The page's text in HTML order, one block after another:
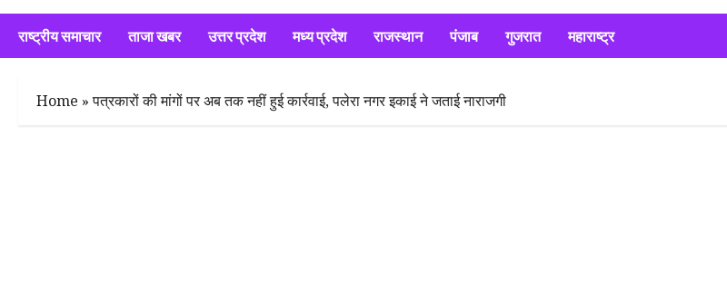
राष्ट्रीय समाचार ताजा खबर उत्तर प्रदेश मध्य प्रदेश राजस्थान पंजाब गुजरात महाराष्ट्र
Home »पत्रकारों की मांगों पर अब तक नहीं हुई कार्रवाई, पलेरा नगर इकाई ने जताई नाराजगी